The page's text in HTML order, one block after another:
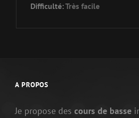
Difficulté:Très facile
A PROPOS
Je propose des cours de basse